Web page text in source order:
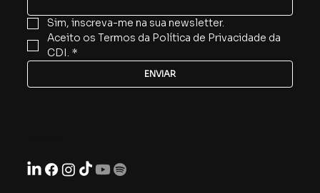
Sim, inscreva-me na sua newsletter.
Aceito os Termos da Política de Privacidade da
CDI. *
ENVIAR